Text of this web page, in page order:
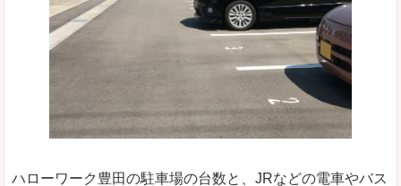
ハローワーク豊田の駐車場の台数と、JRなどの電車やバス